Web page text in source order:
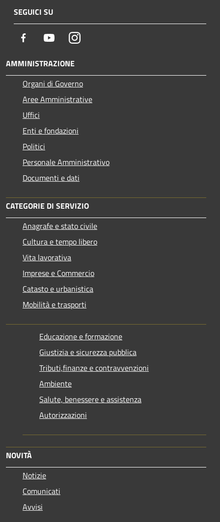
SEGUICI SU
Facebook YoutubeInstagram
AMMINISTRAZIONE
Organi di Governo
Aree Amministrative
Uffici
Enti e fondazioni
Politici
Personale Amministrativo
Documenti e dati
CATEGORIE DI SERVIZIO
Anagrafe e stato civile
Cultura e tempo libero
Vita lavorativa
Imprese e Commercio
Catasto e urbanistica
Mobilità e trasporti
Educazione e formazione
Giustizia e sicurezza pubblica
Tributi,finanze e contravvenzioni
Ambiente
Salute, benessere e assistenza
Autorizzazioni
NOVITÀ
Notizie
Comunicati
Avvisi